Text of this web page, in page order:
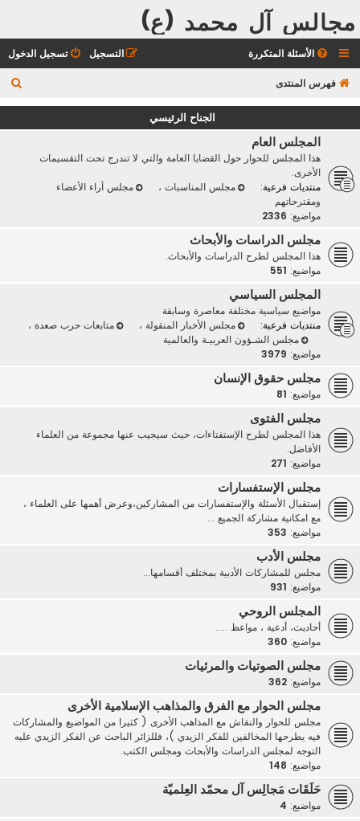
مجالس آل محمد (ع)
الأسئلة المتكررة تسجيل الدخول التسجيل
فهرس المنتدى
ح
الجناح الرئيسي
المجلس العام
هذا المجلس للحوار حول القضايا العامة والتي لا تندرج تحت التقسيمات
الأخرى.
منتديات فرعية:
مجلس المناسبات ،
مجلس آراء الأعضاء
ومقترحاتهم
مواضيع: 2336
مجلس الدراسات والأبحاث
هذا المجلس لطرح الدراسات والأبحاث.
مواضيع: 551
المجلس السياسي
مواضيع سياسية مختلفة معاصرة وسابقة
منتديات فرعية:
مجلس الأخبار المنقولة ، متابعات حرب صعدة ،
مجلس الشـؤون العربيـة والعالمية
مواضيع: 3979
مجلس حقوق الإنسان
مواضيع: 81
مجلس الفتوى
هذا المجلس لطرح الإستفتاءات، حيث سيجيب عنها مجموعة من العلماء
الأفاضل.
مواضيع: 271
مجلس الإستفسارات
إستقبال الأسئلة والإستفسارات من المشاركين،وعرض أهمها على العلماء ،
مع امكانية مشاركة الجميع ...
مواضيع: 353
مجلس الأدب
مجلس للمشاركات الأدبية بمختلف أقسامها...
مواضيع: 931
المجلس الروحي
أحاديث، أدعية ، مواعظ .....
مواضيع: 360
مجلس الصوتيات والمرئيات
مواضيع: 362
مجلس الحوار مع الفرق والمذاهب الإسلامية الأخرى
مجلس للحوار والنقاش مع المذاهب الأخرى ( كثيرا من المواضيع والمشاركات
فيه يطرحها المخالفين للفكر الزيدي )، فللزائر الباحث عن الفكر الزيدي عليه
التوجه لمجلس الدراسات والأبحاث ومجلس الكتب.
مواضيع: 148
حَلَقَات مَجالِس آل محمّد العِلميّة
مواضيع: 4